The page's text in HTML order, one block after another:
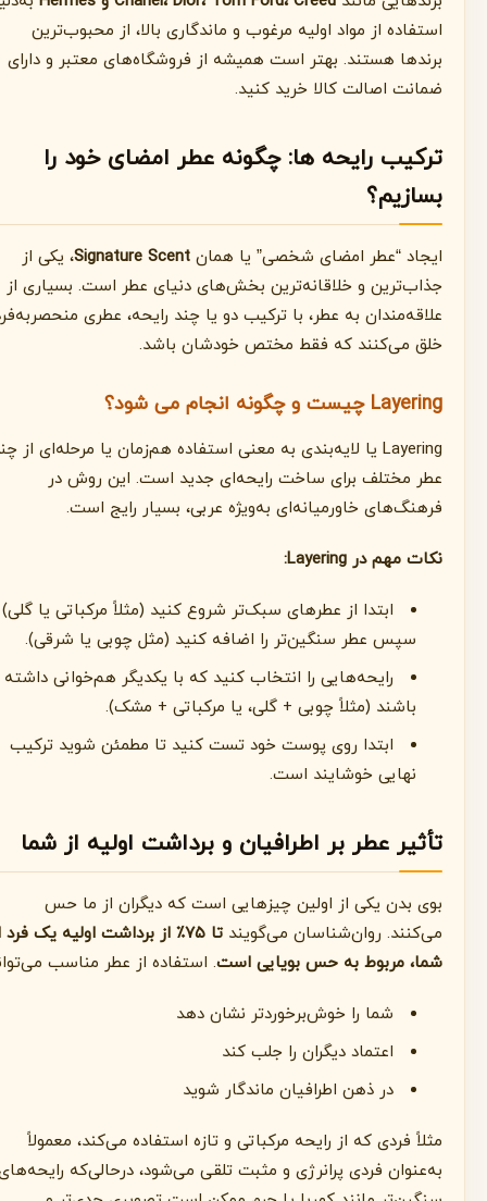
استفاده از مواد اولیه مرغوب و ماندگاری بالا، از محبوب‌ترین
برندها هستند. بهتر است همیشه از فروشگاه‌های معتبر و دارای
ضمانت اصالت کالا خرید کنید.
ترکیب رایحه ها: چگونه عطر امضای خود را
بسازیم؟
ایجاد “عطر امضای شخصی” یا همانSignature Scent، یکی از
جذاب‌ترین و خلاقانه‌ترین بخش‌های دنیای عطر است. بسیاری از
علاقه‌مندان به عطر، با ترکیب دو یا چند رایحه، عطری منحصربه‌فرد
خلق می‌کنند که فقط مختص خودشان باشد.
Layering چیست و چگونه انجام می شود؟
Layering یا لایه‌بندی به معنی استفاده هم‌زمان یا مرحله‌ای از چند
عطر مختلف برای ساخت رایحه‌ای جدید است. این روش در
فرهنگ‌های خاورمیانه‌ای به‌ویژه عربی، بسیار رایج است.
نکات مهم در Layering:
ابتدا از عطرهای سبک‌تر شروع کنید (مثلاً مرکباتی یا گلی) و
سپس عطر سنگین‌تر را اضافه کنید (مثل چوبی یا شرقی).
رایحه‌هایی را انتخاب کنید که با یکدیگر هم‌خوانی داشته
باشند (مثلاً چوبی + گلی، یا مرکباتی + مشک).
ابتدا روی پوست خود تست کنید تا مطمئن شوید ترکیب
نهایی خوشایند است.
تأثیر عطر بر اطرافیان و برداشت اولیه از شما
بوی بدن یکی از اولین چیزهایی است که دیگران از ما حس
می‌کنند. روان‌شناسان می‌گویند
تا ۷۵٪ از برداشت اولیه یک فرد از
شما، مربوط به حس بویایی است . استفاده از عطر مناسب می‌تواند:
شما را خوش‌برخوردتر نشان دهد
اعتماد دیگران را جلب کند
در ذهن اطرافیان ماندگار شوید
مثلاً فردی که از رایحه مرکباتی و تازه استفاده می‌کند، معمولاً
به‌عنوان فردی پرانرژی و مثبت تلقی می‌شود، درحالی‌که رایحه‌های